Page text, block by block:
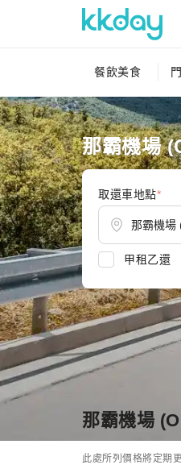
餐飲美食
那霸機場
取還車地點*
甲租乙還
那霸機場
此處所列價格將定期